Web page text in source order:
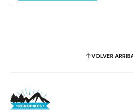
VOLVER